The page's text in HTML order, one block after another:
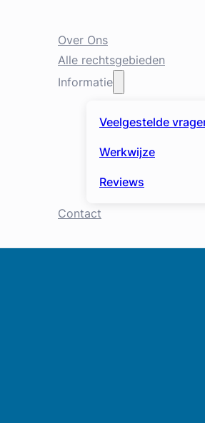
Over Ons
Alle rechtsgebieden
Informatie
Veelgestelde
Werkwijze
Reviews
Contact